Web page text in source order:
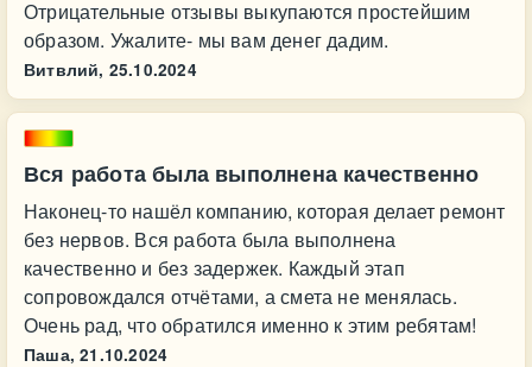
Отрицательные отзывы выкупаются простейшим
образом. Ужалите- мы вам денег дадим.
Витвлий, 25.10.2024
Вся работа была выполнена качественно
Наконец-то нашёл компанию, которая делает ремонт
без нервов. Вся работа была выполнена
качественно и без задержек. Каждый этап
сопровождался отчётами, а смета не менялась.
Очень рад, что обратился именно к этим ребятам!
Паша, 21.10.2024